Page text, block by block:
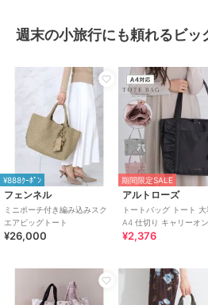
週末の小旅行にも頼れるビッ
¥888ｸｰﾎﾟﾝ
フェンネル
ミニポーチ付き編み込みスク
エアビッグトート
¥26,000
期間限定SALE
アルトローズ
トートバッグ トート
A4 仕切り キャリーオン
フリル リボン ローズヒ
¥2,376